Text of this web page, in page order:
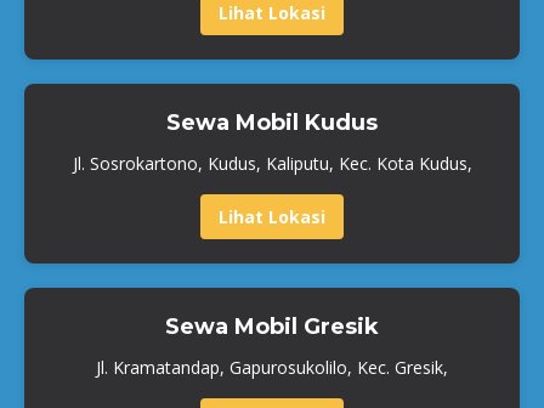
Lihat Lokasi
Sewa Mobil Kudus
Jl. Sosrokartono, Kudus, Kaliputu, Kec. Kota Kudus,
Lihat Lokasi
Sewa Mobil Gresik
Jl. Kramatandap, Gapurosukolilo, Kec. Gresik,